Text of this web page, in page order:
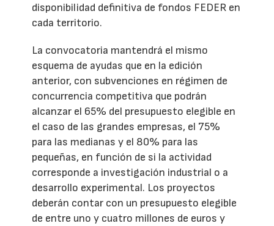
disponibilidad definitiva de fondos FEDER en
cada territorio.
La convocatoria mantendrá el mismo
esquema de ayudas que en la edición
anterior, con subvenciones en régimen de
concurrencia competitiva que podrán
alcanzar el 65% del presupuesto elegible en
el caso de las grandes empresas, el 75%
para las medianas y el 80% para las
pequeñas, en función de si la actividad
corresponde a investigación industrial o a
desarrollo experimental. Los proyectos
deberán contar con un presupuesto elegible
de entre uno y cuatro millones de euros y